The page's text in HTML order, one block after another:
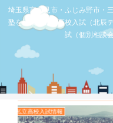
埼玉県富士見市・ふじみ野市・
塾を比較。公立高校入試（北辰
試（個別相談
お店の覆面取材